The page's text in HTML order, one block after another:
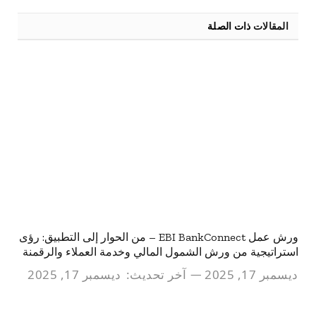
المقالات ذات الصلة
ورش عمل EBI BankConnect – من الحوار إلى التطبيق: رؤى
استراتيجية من ورش الشمول المالي وخدمة العملاء والرقمنة
ديسمبر 17, 2025 آخر تحديث: ديسمبر 17, 2025